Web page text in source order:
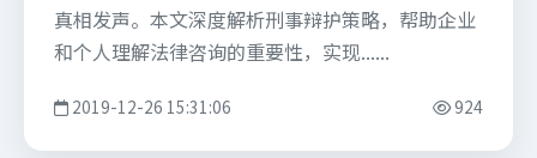
真相发声。本文深度解析刑事辩护策略，帮助企业
和个人理解法律咨询的重要性，实现......
2019-12-26 15:31:06 924